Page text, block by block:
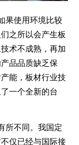
使用环境比较
之所以会产生板
术不成熟，再加
品品质缺乏保
能，板材行业技
一个全新的台
不同。我国定
仅已经与国际接